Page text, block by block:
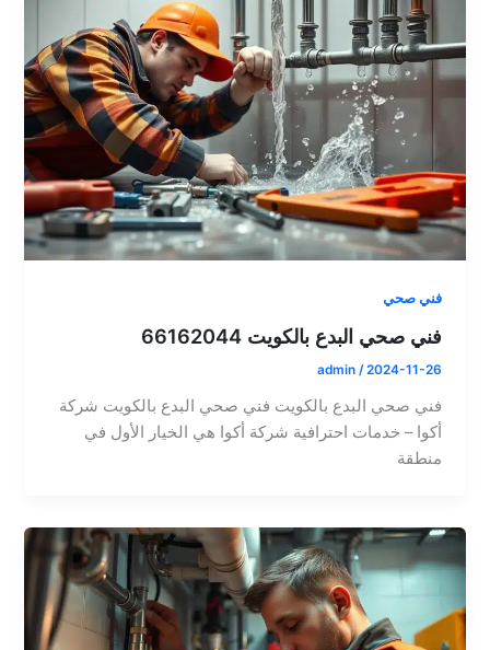
فني صحي
فني صحي البدع بالكويت 66162044
admin /2024-11-26
فني صحي البدع بالكويت فني صحي البدع بالكويت شركة
أكوا – خدمات احترافية شركة أكوا هي الخيار الأول في
منطقة